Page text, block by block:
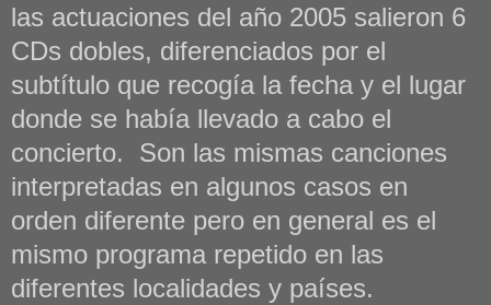
las actuaciones del año 2005 salieron 6
CDs dobles, diferenciados por el
subtítulo que recogía la fecha y el lugar
donde se había llevado a cabo el
concierto. Son las mismas canciones
interpretadas en algunos casos en
orden diferente pero en general es el
mismo programa repetido en las
diferentes localidades y países.